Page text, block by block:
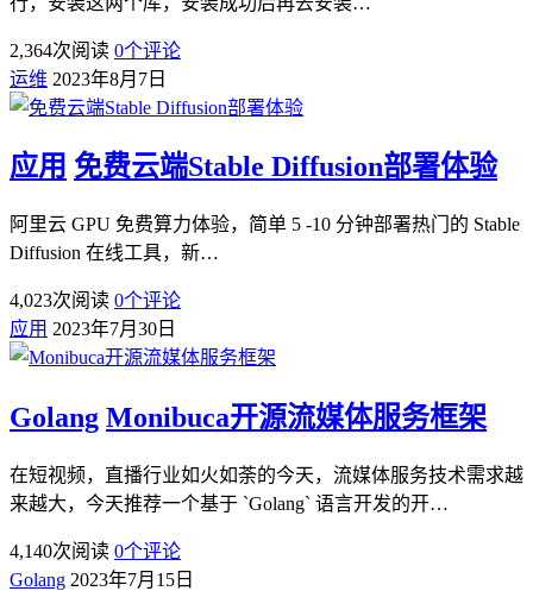
2,364次阅读 0个评论
运维 2023年8月7日
应用 免费云端Stable Diffusion部署体验
阿里云 GPU 免费算力体验，简单 5 -10 分钟部署热门的 Stable
Diffusion 在线工具，新…
4,023次阅读 0个评论
应用 2023年7月30日
Golang Monibuca开源流媒体服务框架
在短视频，直播行业如火如荼的今天，流媒体服务技术需求越
来越大，今天推荐一个基于 `Golang` 语言开发的开…
4,140次阅读 0个评论
Golang 2023年7月15日